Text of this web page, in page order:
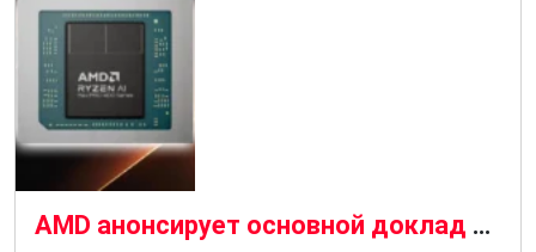
AMD анонсирует основной доклад на выставке IFA 2026, потенциально подготавливая почву для выпуска Ryzen AI Max Pro 400